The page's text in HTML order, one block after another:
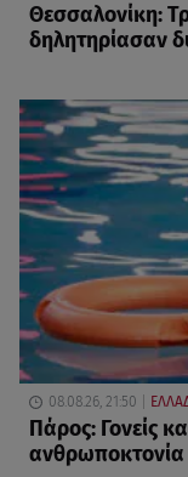
Θεσσαλονίκη:
δηλητηρίασαν
08.08.26, 21:50
Πάρος: Γονείς
ανθρωποκτονία